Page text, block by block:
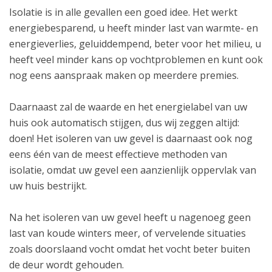
Isolatie is in alle gevallen een goed idee. Het werkt
energiebesparend, u heeft minder last van warmte- en
energieverlies, geluiddempend, beter voor het milieu, u
heeft veel minder kans op vochtproblemen en kunt ook
nog eens aanspraak maken op meerdere premies.
Daarnaast zal de waarde en het energielabel van uw
huis ook automatisch stijgen, dus wij zeggen altijd:
doen! Het isoleren van uw gevel is daarnaast ook nog
eens één van de meest effectieve methoden van
isolatie, omdat uw gevel een aanzienlijk oppervlak van
uw huis bestrijkt.
Na het isoleren van uw gevel heeft u nagenoeg geen
last van koude winters meer, of vervelende situaties
zoals doorslaand vocht omdat het vocht beter buiten
de deur wordt gehouden.